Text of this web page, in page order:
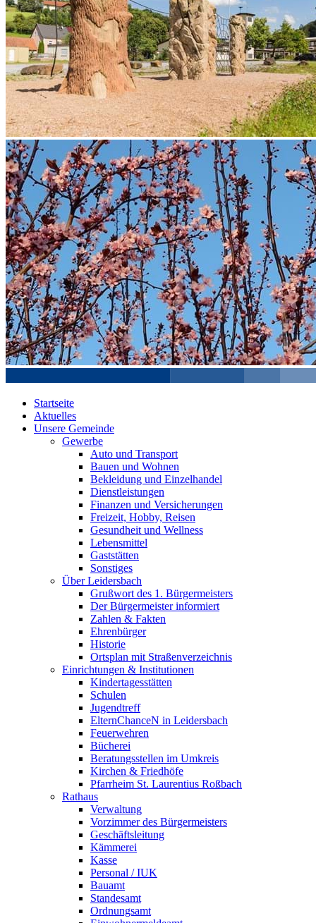
Startseite
Aktuelles
Unsere Gemeinde
Gewerbe
Auto und Transport
Bauen und Wohnen
Bekleidung und Einzelhandel
Dienstleistungen
Finanzen und Versicherungen
Freizeit, Hobby, Reisen
Gesundheit und Wellness
Lebensmittel
Gaststätten
Sonstiges
Über Leidersbach
Grußwort des 1. Bürgermeisters
Der Bürgermeister informiert
Zahlen & Fakten
Ehrenbürger
Historie
Ortsplan mit Straßenverzeichnis
Einrichtungen & Institutionen
Kindertagesstätten
Schulen
Jugendtreff
ElternChanceN in Leidersbach
Feuerwehren
Bücherei
Beratungsstellen im Umkreis
Kirchen & Friedhöfe
Pfarrheim St. Laurentius Roßbach
Rathaus
Verwaltung
Vorzimmer des Bürgermeisters
Geschäftsleitung
Kämmerei
Kasse
Personal / IUK
Bauamt
Standesamt
Ordnungsamt